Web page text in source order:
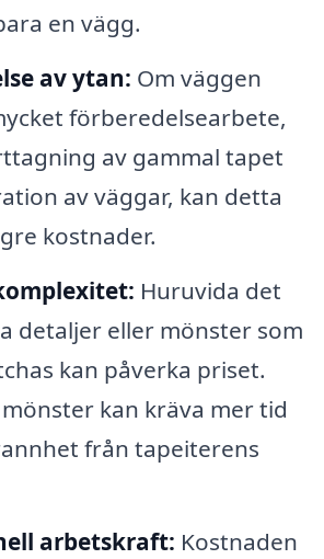
en vägg.
av ytan: Om väggen
förberedelsearbete,
av gammal tapet
av väggar, kan detta
kostnader.
Huruvida det
detaljer eller mönster som
kan påverka priset.
kan kräva mer tid
från tapeiterens
arbetskraft: Kostnaden